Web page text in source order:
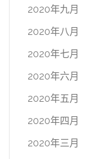
2020年九月
2020年八月
2020年七月
2020年六月
2020年五月
2020年四月
2020年三月